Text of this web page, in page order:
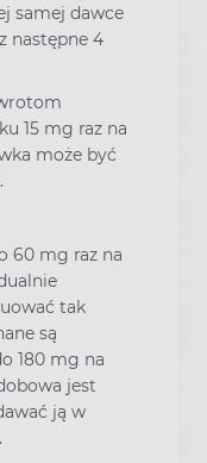
samej dawce
następne 4
15 mg raz na
może być
60 mg raz na
tak
są
180 mg na
jest
ją w